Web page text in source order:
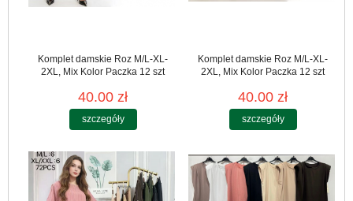
Komplet damskie Roz M/L-XL-
2XL, Mix Kolor Paczka 12 szt
40.00 zł
szczegóły
Komplet damskie Roz M/L-XL-
2XL, Mix Kolor Paczka 12 szt
40.00 zł
szczegóły